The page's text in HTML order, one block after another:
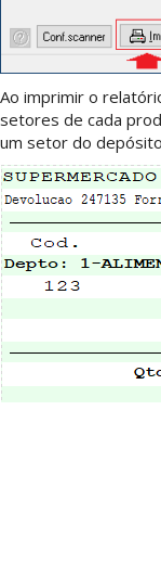
Ao imprimir o
setores de cada
um setor do